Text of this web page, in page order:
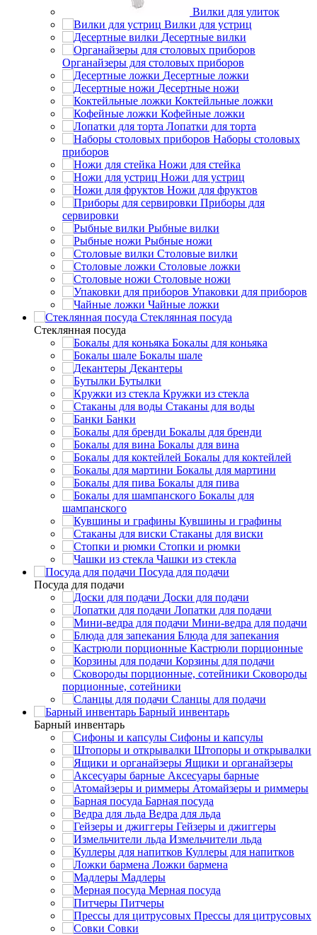
Вилки для улиток
Вилки для устриц
Десертные вилки
Органайзеры для столовых приборов
Десертные ложки
Десертные ножи
Коктейльные ложки
Кофейные ложки
Лопатки для торта
Наборы столовых
приборов
Ножи для стейка
Ножи для устриц
Ножи для фруктов
Приборы для
сервировки
Рыбные вилки
Рыбные ножи
Столовые вилки
Столовые ложки
Столовые ножи
Упаковки для приборов
Чайные ложки
Стеклянная посуда
Стеклянная посуда
Бокалы для коньяка
Бокалы шале
Декантеры
Бутылки
Кружки из стекла
Стаканы для воды
Банки
Бокалы для бренди
Бокалы для вина
Бокалы для коктейлей
Бокалы для мартини
Бокалы для пива
Бокалы для
шампанского
Кувшины и графины
Стаканы для виски
Стопки и рюмки
Чашки из стекла
Посуда для подачи
Посуда для подачи
Доски для подачи
Лопатки для подачи
Мини-ведра для подачи
Блюда для запекания
Кастрюли порционные
Корзины для подачи
Сковороды
порционные, сотейники
Сланцы для подачи
Барный инвентарь
Барный инвентарь
Сифоны и капсулы
Штопоры и открывалки
Ящики и органайзеры
Аксесуары барные
Атомайзеры и риммеры
Барная посуда
Ведра для льда
Гейзеры и джиггеры
Измельчители льда
Куллеры для напитков
Ложки бармена
Мадлеры
Мерная посуда
Питчеры
Прессы для цитрусовых
Совки